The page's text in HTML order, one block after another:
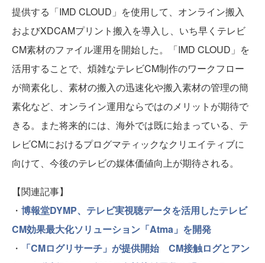
提供する「IMD CLOUD」を使用して、オンライン搬入
およびXDCAMプリント搬入を導入し、いち早くテレビ
CM素材のファイル運用を開始した。「IMD CLOUD」を
活用することで、煩雑なテレビCM制作のワークフロー
が簡素化し、素材の搬入の迅速化や搬入素材の管理の簡
素化など、オンライン運用ならではのメリットが期待で
きる。また将来的には、海外では既に始まっている、テ
レビCMにおけるプログマティックなクリエイティブに
向けて、今後のテレビの媒体価値向上が期待される。
【関連記事】
・ 博報堂DYMP、テレビ実視聴データを活用したテレビ
CM効果最大化ソリューション「Atma」を開発
・
「CMログリサーチ」が提供開始 CM接触ログとアン